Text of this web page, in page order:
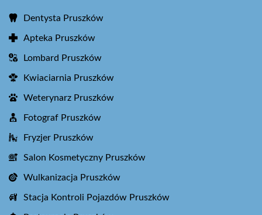
Dentysta Pruszków
Apteka Pruszków
Lombard Pruszków
Kwiaciarnia Pruszków
Weterynarz Pruszków
Fotograf Pruszków
Fryzjer Pruszków
Salon Kosmetyczny Pruszków
Wulkanizacja Pruszków
Stacja Kontroli Pojazdów Pruszków